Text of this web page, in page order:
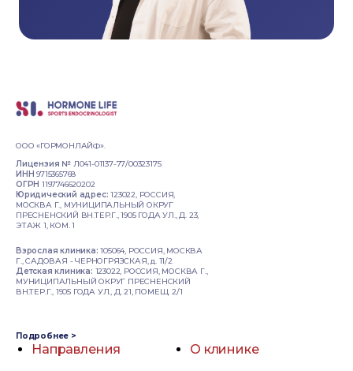
ООО «ГОРМОНЛАЙФ».
Лицензия № Л041-01137-77/00323175
ИНН 9715365768
ОГРН 1197746620202
Юридический адрес:123022, РОССИЯ,
МОСКВА Г., МУНИЦИПАЛЬНЫЙ ОКРУГ
ПРЕСНЕНСКИЙ ВН.ТЕР.Г., 1905 ГОДА УЛ., Д. 23,
ЭТАЖ 1, КОМ. 1
Взрослая клиника: 105064, РОССИЯ, МОСКВА
Г., САДОВАЯ - ЧЕРНОГРЯЗСКАЯ, д. 11/2
Детская клиника: 123022, РОССИЯ, МОСКВА Г.,
МУНИЦИПАЛЬНЫЙ ОКРУГ ПРЕСНЕНСКИЙ
ВН.ТЕР.Г., 1905 ГОДА УЛ., Д. 21, ПОМЕЩ. 2/1
Подробнее >
Направления О клинике